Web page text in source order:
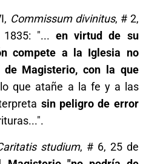
Commissum divinitus, # 2,
1835: "...en virtud de su
compete a la Iglesia no
Magisterio, con la que
que atañe a la fe y a las
sin peligro de error
studium, # 6, 25 de